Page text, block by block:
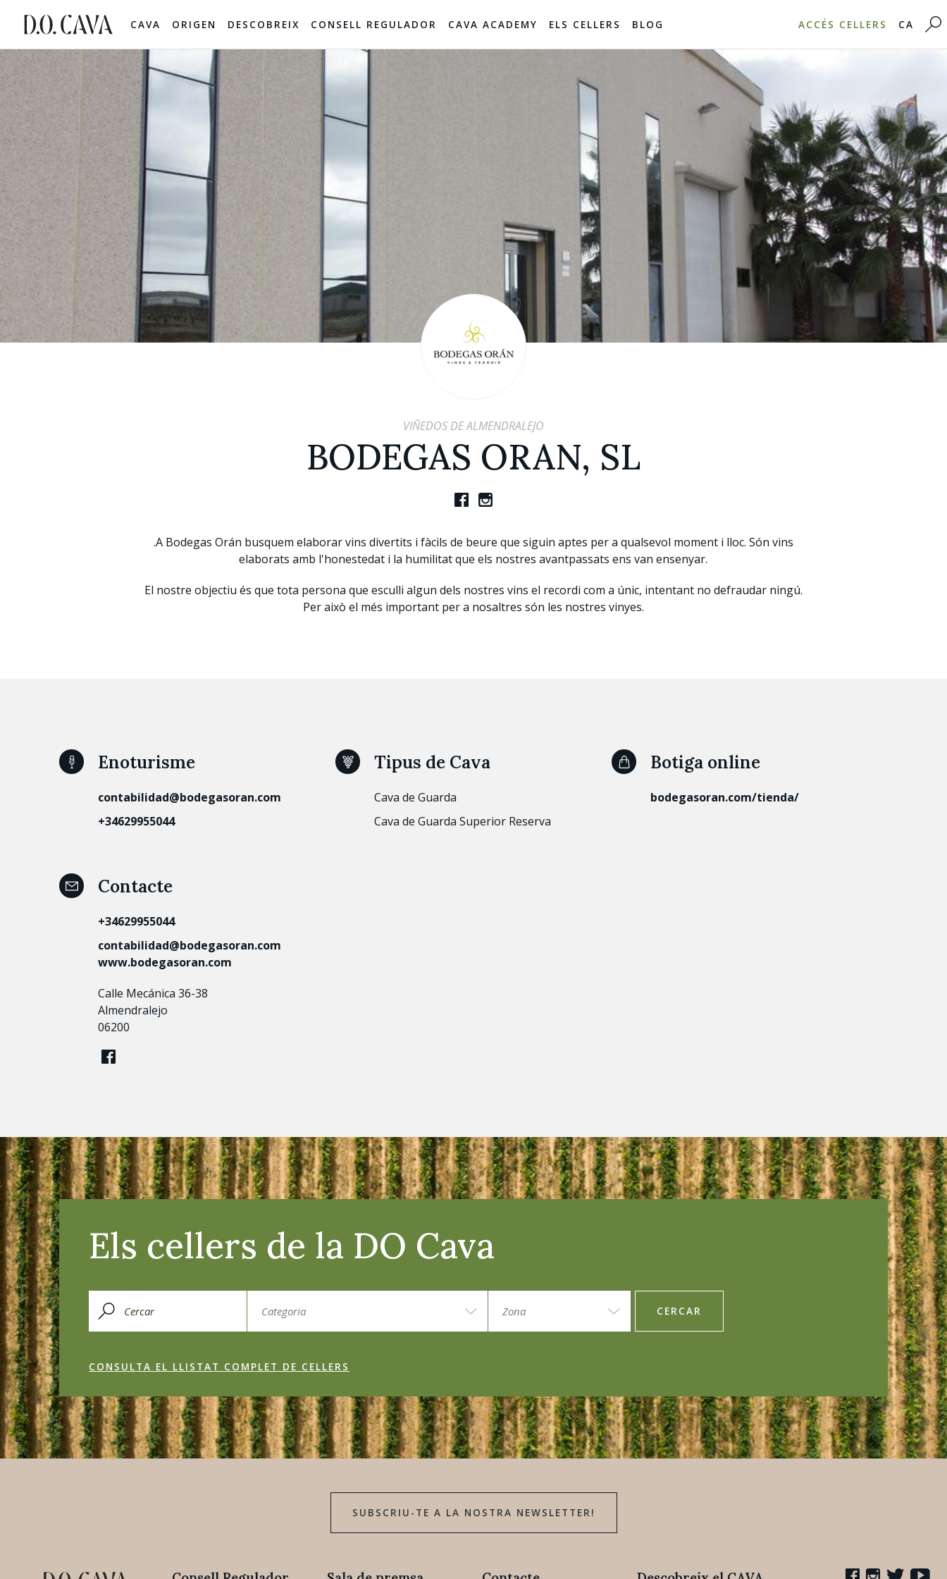
CAVA ORIGEN DESCOBREIX CONSELL REGULADOR CAVA ACADEMY ELS CELLERS BLOG ACCÉS CELLERS CA
VIÑEDOS DE ALMENDRALEJO
BODEGAS ORAN, SL
.A Bodegas Orán busquem elaborar vins divertits i fàcils de beure que siguin aptes per a qualsevol moment i lloc. Són vins
elaborats amb l'honestedat i la humilitat que els nostres avantpassats ens van ensenyar.
El nostre objectiu és que tota persona que esculli algun dels nostres vins el recordi com a únic, intentant no defraudar ningú.
Per això el més important per a nosaltres són les nostres vinyes.
Enoturisme
contabilidad@bodegasoran.com
+34629955044
Tipus de Cava
Cava de Guarda
Cava de Guarda Superior Reserva
Botiga online
bodegasoran.com/tienda/
Contacte
+34629955044
contabilidad@bodegasoran.com
www.bodegasoran.com
Calle Mecánica 36-38
Almendralejo
06200
Els cellers de la DO Cava
CERCAR
CONSULTA EL LLISTAT COMPLET DE CELLERS
SUBSCRIU-TE A LA NOSTRA NEWSLETTER!